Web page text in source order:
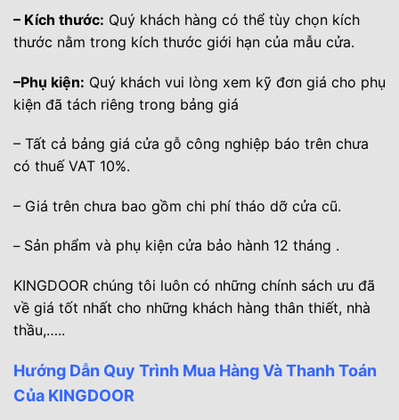
– Kích thước: Quý khách hàng có thể tùy chọn kích
thước nằm trong kích thước giới hạn của mẫu cửa.
–Phụ kiện: Quý khách vui lòng xem kỹ đơn giá cho phụ
kiện đã tách riêng trong bảng giá
– Tất cả bảng giá cửa gỗ công nghiệp báo trên chưa
có thuế VAT 10%.
– Giá trên chưa bao gồm chi phí tháo dỡ cửa cũ.
– Sản phẩm và phụ kiện cửa bảo hành 12 tháng .
KINGDOOR chúng tôi luôn có những chính sách ưu đã
về giá tốt nhất cho những khách hàng thân thiết, nhà
thầu,…..
Hướng Dẫn Quy Trình Mua Hàng Và Thanh Toán
Của KINGDOOR